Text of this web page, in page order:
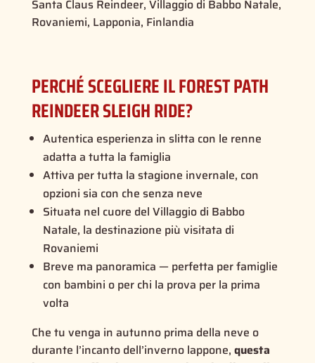
Santa Claus Reindeer, Villaggio di Babbo Natale,
Rovaniemi, Lapponia, Finlandia
PERCHÉ SCEGLIERE IL FOREST PATH
REINDEER SLEIGH RIDE?
Autentica esperienza in slitta con le renne
adatta a tutta la famiglia
Attiva per tutta la stagione invernale, con
opzioni sia con che senza neve
Situata nel cuore del Villaggio di Babbo
Natale, la destinazione più visitata di
Rovaniemi
Breve ma panoramica — perfetta per famiglie
con bambini o per chi la prova per la prima
volta
Che tu venga in autunno prima della neve o
durante l’incanto dell’inverno lappone, questa